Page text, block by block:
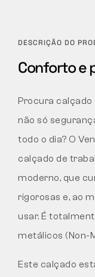
DESCRIÇÃO DO
Conforto e
Procura calçado
não só
todo o dia? O
calçado de
moderno, que
rigorosas e, ao
usar. É
metálicos (Non-
Este calçado